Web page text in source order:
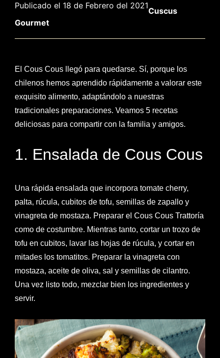
Publicado el 18 de Febrero del 2021
Cuscus
Gourmet
El Cous Cous llegó para quedarse. Sí, porque los
chilenos hemos aprendido rápidamente a valorar este
exquisito alimento, adaptándolo a nuestras
tradicionales preparaciones. Veamos 5 recetas
deliciosas para compartir con la familia y amigos.
1. Ensalada de Cous Cous
Una rápida ensalada que incorpora tomate cherry,
palta, rúcula, cubitos de tofu, semillas de zapallo y
vinagreta de mostaza. Preparar el Cous Cous Trattoría
como de costumbre. Mientras tanto, cortar un trozo de
tofu en cubitos, lavar las hojas de rúcula, y cortar en
mitades los tomatitos. Preparar la vinagreta con
mostaza, aceite de oliva, sal y semillas de cilantro.
Una vez listo todo, mezclar bien los ingredientes y
servir.